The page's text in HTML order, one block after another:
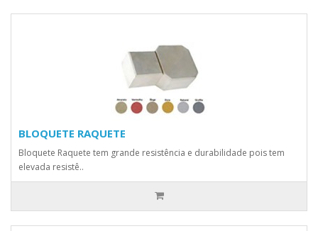
BLOQUETE RAQUETE
Bloquete Raquete tem grande resistência e durabilidade pois tem
elevada resistê..